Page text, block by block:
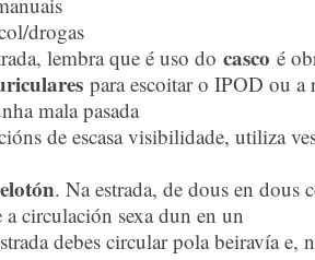
drogas
lembra que é uso do casco é
para escoitar o IPOD ou a
mala pasada
de escasa visibilidade, utiliza
. Na estrada, de dous en
circulación sexa dun en un
debes circular pola beiravía e,